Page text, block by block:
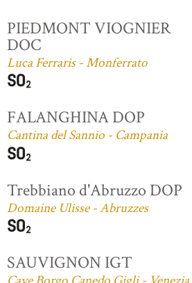
PIEDMONT VIOGNIER
DOC
Luca Ferraris - Monferrato
FALANGHINA DOP
Cantina del Sannio - Campania
Trebbiano d'Abruzzo DOP
Domaine Ulisse - Abruzzes
SAUVIGNON IGT